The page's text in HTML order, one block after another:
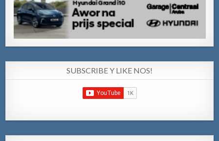
SUBSCRIBE Y LIKE NOS!